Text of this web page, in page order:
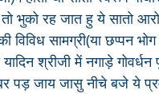
तो भुको रह जात हु ये सातो
विविध सामग्री(या
यादिन श्रीजी में नगाड़े
पड़ जाय जासु नीचे बजे ये